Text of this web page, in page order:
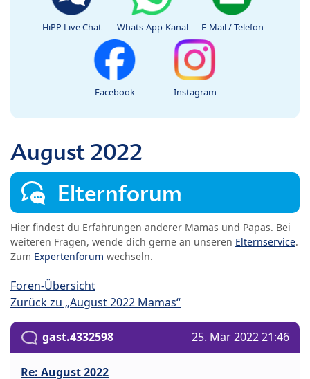
HiPP Live Chat Whats-App-Kanal E-Mail / Telefon
Facebook Instagram
August 2022
Elternforum
Hier findest du Erfahrungen anderer Mamas und Papas. Bei
weiteren Fragen, wende dich gerne an unseren Elternservice.
Zum Expertenforum wechseln.
Foren-Übersicht
Zurück zu „August 2022 Mamas“
gast.4332598 25. Mär 2022 21:46
Re: August 2022